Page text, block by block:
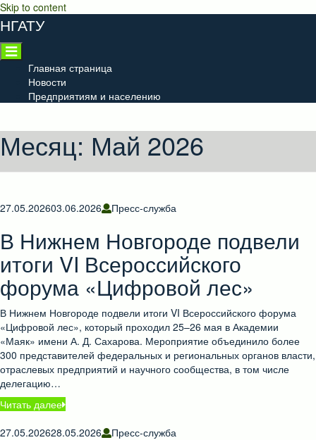
Skip to content
НГАТУ
Главная страница
Новости
Предприятиям и населению
Месяц: Май 2026
27.05.202603.06.2026 Пресс-служба
В Нижнем Новгороде подвели
итоги VI Всероссийского
форума «Цифровой лес»
В Нижнем Новгороде подвели итоги VI Всероссийского форума
«Цифровой лес», который проходил 25–26 мая в Академии
«Маяк» имени А. Д. Сахарова. Мероприятие объединило более
300 представителей федеральных и региональных органов власти,
отраслевых предприятий и научного сообщества, в том числе
делегацию…
Читать далее
27.05.202628.05.2026 Пресс-служба